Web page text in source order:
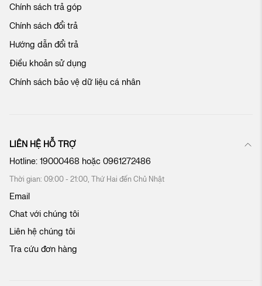
ú
g
t
i
Chính sách trả góp
Chính sách đổi trả
Hướng dẫn đổi trả
Điều khoản sử dụng
Chính sách bảo vệ dữ liệu cá nhân
LIÊN HỆ HỖ TRỢ
Hotline: 19000468 hoặc 0961272486
Thời gian: 09:00 - 21:00, Thứ Hai đến Chủ Nhật
Email
Chat với chúng tôi
Liên hệ chúng tôi
Tra cứu đơn hàng